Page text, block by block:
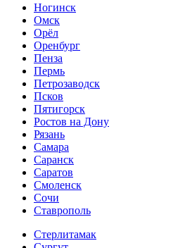
Ногинск
Омск
Орёл
Оренбург
Пенза
Пермь
Петрозаводск
Псков
Пятигорск
Ростов на Дону
Рязань
Самара
Саранск
Саратов
Смоленск
Сочи
Ставрополь
Стерлитамак